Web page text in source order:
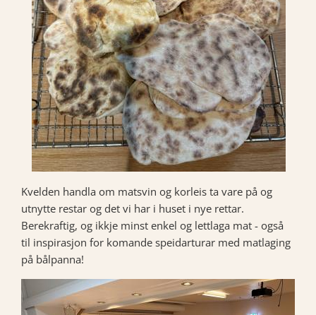
Kvelden handla om matsvin og korleis ta vare på og
utnytte restar og det vi har i huset i nye rettar.
Berekraftig, og ikkje minst enkel og lettlaga mat - også
til inspirasjon for komande speidarturar med matlaging
på bålpanna!